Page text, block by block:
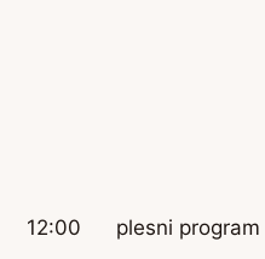
12:00 plesni program